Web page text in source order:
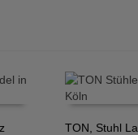
TON, Stuhl